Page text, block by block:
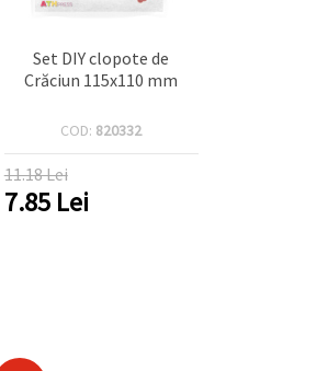
Set DIY clopote de
Crăciun 115x110 mm
COD: 820332
11.18 Lei
7.85Lei